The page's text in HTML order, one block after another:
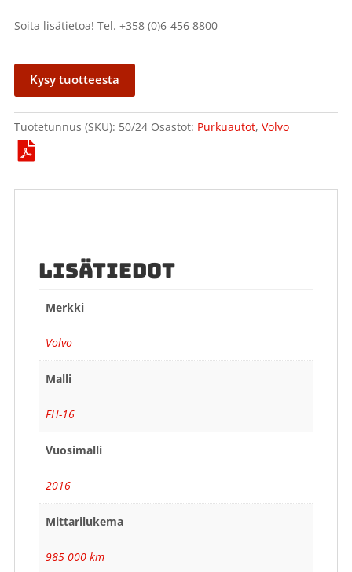
Soita lisätietoa! Tel. +358 (0)6-456 8800
Kysy tuotteesta
Tuotetunnus (SKU): 50/24 Osastot: Purkuautot, Volvo
LISÄTIEDOT
Merkki
Volvo
Malli
FH-16
Vuosimalli
2016
Mittarilukema
985 000 km